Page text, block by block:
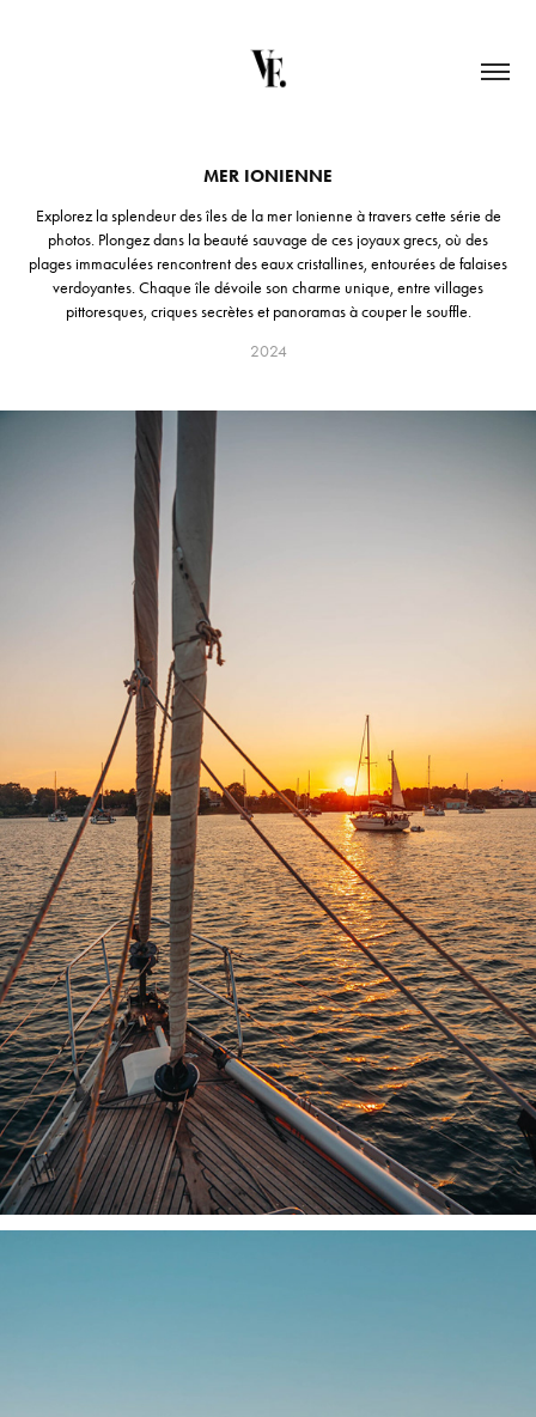
MER IONIENNE
Explorez la splendeur des îles de la mer Ionienne à travers cette série de
photos. Plongez dans la beauté sauvage de ces joyaux grecs, où des
plages immaculées rencontrent des eaux cristallines, entourées de falaises
verdoyantes. Chaque île dévoile son charme unique, entre villages
pittoresques, criques secrètes et panoramas à couper le souffle.
2024